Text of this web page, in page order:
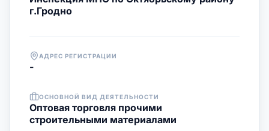
г.Гродно
АДРЕС РЕГИСТРАЦИИ
-
ОСНОВНОЙ ВИД ДЕЯТЕЛЬНОСТИ
Оптовая торговля прочими
строительными материалами